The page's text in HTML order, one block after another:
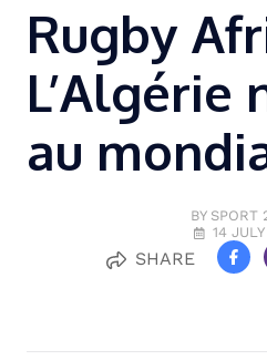
Rugby
L’Algérie
au
BY SPORT
14
SHARE